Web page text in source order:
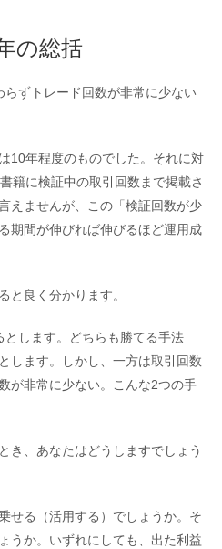
の総括
ずトレード回数が非常に少ない
10年程度のものでした。それに対
籍に検証中の取引回数まで掲載さ
えませんが、この「検証回数が少
期間が伸びれば伸びるほど運用成
と良く分かります。
します。どちらも勝てる手法
します。しかし、一方は取引回数
が非常に少ない。こんな2つの手
き、あなたはどうしますでしょう
せる（活用する）でしょうか。そ
うか。いずれにしても、出た利益